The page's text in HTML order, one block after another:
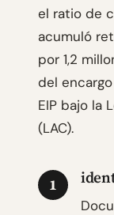
el ratio de
acumuló
por 1,2
del
EIP bajo la
(LAC).
1